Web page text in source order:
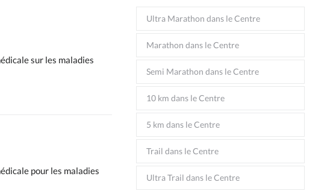
sur les maladies
pour les maladies
Ultra Marathon dans le Centre
Marathon dans le Centre
Semi Marathon dans le Centre
10 km dans le Centre
5 km dans le Centre
Trail dans le Centre
Ultra Trail dans le Centre